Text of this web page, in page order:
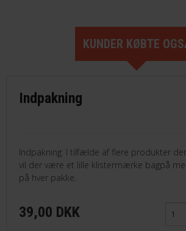
KUNDER KØBTE
Indpakning
Indpakning: I tilfælde af flere produkter
vil der være et lille klistermærke bagpå
på hver pakke.
39,00 DKK